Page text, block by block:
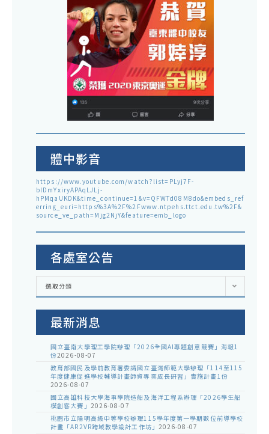
體中影音
https://www.youtube.com/watch?list=PLyj7F-
blDmYxiryAPAqLJLj-
hPMqaUKDK&time_continue=1&v=QFWTd08M8do&embeds_ref
erring_euri=https%3A%2F%2Fwww.ntpehs.ttct.edu.tw%2F&
source_ve_path=Mjg2NjY&feature=emb_logo
各處室公告
各
室
選取分類
最新消息
國立臺南大學理工學院辦理「2026全國AI專題創意競賽」海報1
份2026-08-07
教育部國民及學前教育署委請國立臺灣師範大學辦理「114至115
年度健康促進學校輔導計畫師資專業成長研習」實施計畫1份
2026-08-07
國立高雄科技大學海事學院造船及海洋工程系辦理「2026學生船
模創客大賽」 2026-08-07
桃園市立陽明高級中等學校辦理115學年度第一學期數位前導學校
計畫「AR2VR跨域教學設計工作坊」 2026-08-07